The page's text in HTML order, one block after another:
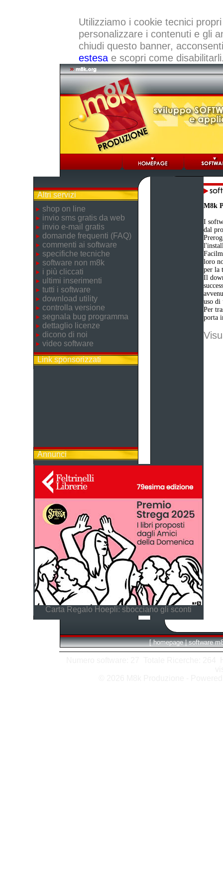
Utilizziamo i cookie tecnici
personalizzare i contenuti e gli
chiudi questo banner,
estesae scopri come
Altri servizi
shop on line
invio sms gratis da web
invio e-mail gratis
domande frequenti (FAQ)
commenti ai software
specifiche tecniche
software non m8k
i più cliccati
ultimi inserimenti
tutti i software
download utility
controlla versione
segnala bug programma
dettaglio licenze
dicono di noi
video software
Link sponsorizzati
Annunci
Carta Regalo Hoepli: sbocciano gli sconti
M8k
I
dal
loro
per la
Il
uso di
Per
porta
[ homepage | software